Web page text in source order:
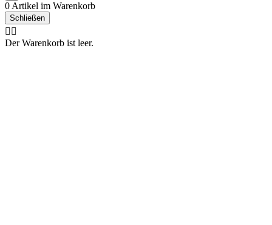
0 Artikel im Warenkorb
Schließen
🤷‍♂️
Der Warenkorb ist leer.